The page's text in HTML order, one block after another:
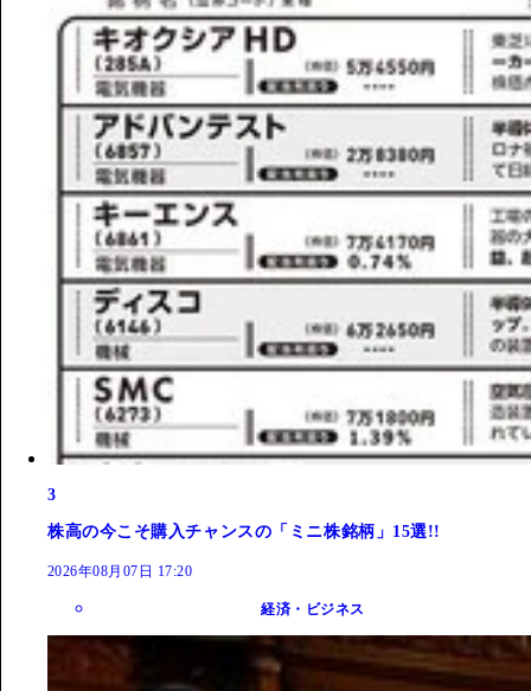
3
株高の今こそ購入チャンスの「ミニ株銘柄」15選!!
2026年08月07日 17:20
経済・ビジネス